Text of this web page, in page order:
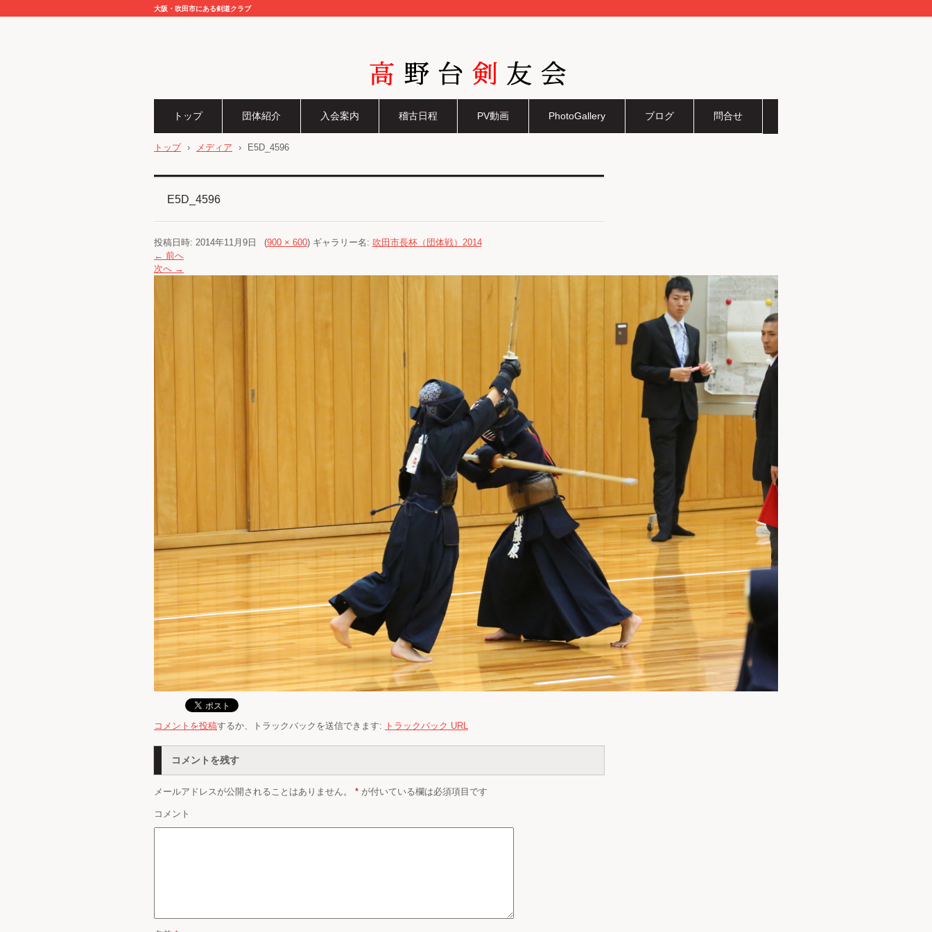
大阪・吹田市にある剣道クラブ
トップ 団体紹介 入会案内 稽古日程 PV動画 PhotoGallery ブログ 問合せ
トップ › メディア › E5D_4596
E5D_4596
投稿日時: 2014年11月9日 (900 × 600) ギャラリー名: 吹田市長杯（団体戦）2014
← 前へ
次へ →
コメントを投稿するか、トラックバックを送信できます: トラックバック URL
コメントを残す
メールアドレスが公開されることはありません。 * が付いている欄は必須項目です
コメント